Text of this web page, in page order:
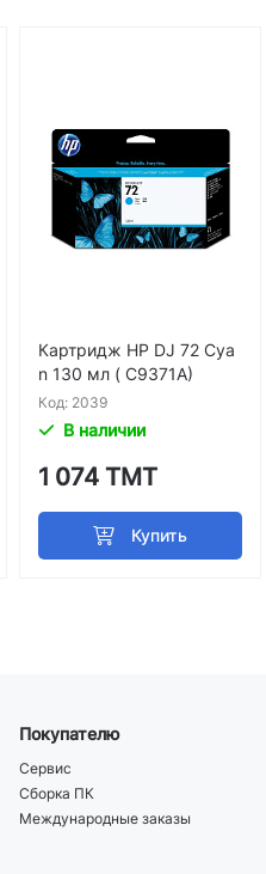
Картридж HP DJ 72 Cya
n 130 мл ( C9371A)
Код: 2039
В наличии
1 074 ТМТ
Покупателю
Сервис
Сборка ПК
Международные заказы